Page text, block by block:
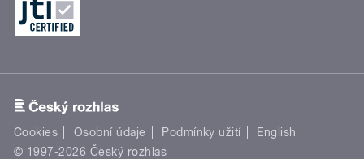
Cookies Osobní údaje Podmínky užití
English
© 1997-2026 Český rozhlas